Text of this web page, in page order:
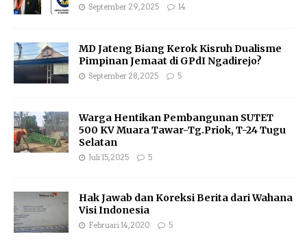
September 29, 2025 14
MD Jateng Biang Kerok Kisruh Dualisme
Pimpinan Jemaat di GPdI Ngadirejo?
September 28, 2025 5
Warga Hentikan Pembangunan SUTET
500 KV Muara Tawar-Tg.Priok, T-24 Tugu
Selatan
Juli 15, 2025 5
Hak Jawab dan Koreksi Berita dari Wahana
Visi Indonesia
Februari 14, 2020 5